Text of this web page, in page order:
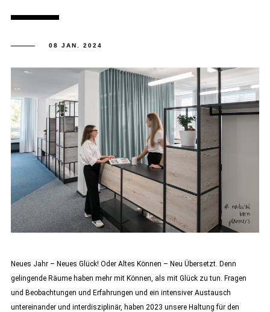
08 JAN. 2024
Neues Jahr – Neues Glück! Oder Altes Können – Neu Übersetzt. Denn
gelingende Räume haben mehr mit Können, als mit Glück zu tun. Fragen
und Beobachtungen und Erfahrungen und ein intensiver Austausch
untereinander und interdisziplinär, haben 2023 unsere Haltung für den